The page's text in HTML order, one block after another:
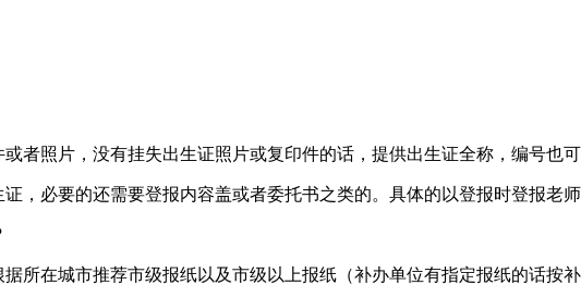
者照片，没有挂失出生证照片或复印件的话，提供出生证全称，编号也可
，必要的还需要登报内容盖或者委托书之类的。具体的以登报时登报老师
所在城市推荐市级报纸以及市级以上报纸（补办单位有指定报纸的话按